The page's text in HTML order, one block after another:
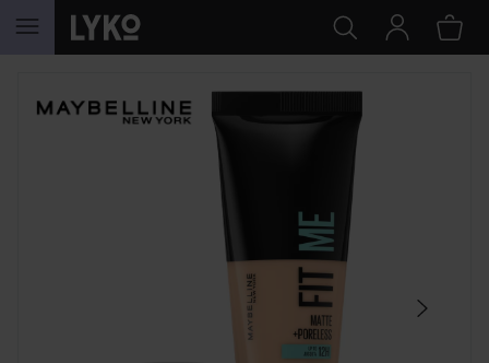
GÅ TIL INNHOLD
HOPP OVER SEKSJON